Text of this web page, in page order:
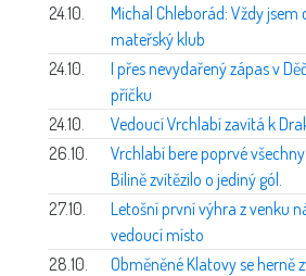
24.10.
Michal Chleborád: Vždy jsem
mateřský klub
24.10.
I přes nevydařený zápas v
příčku
24.10.
Vedoucí Vrchlabí zavítá k
26.10.
Vrchlabí bere poprvé
Bílině zvítězilo o jediný gól.
27.10.
Letošní první výhra z venku
vedoucí místo
28.10.
Obměněné Klatovy se herně